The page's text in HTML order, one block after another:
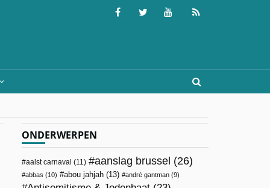
ONDERWERPEN
aalst carnaval (11) aanslag brussel (26)
abbas (10) abou jahjah (13) andré gantman (9)